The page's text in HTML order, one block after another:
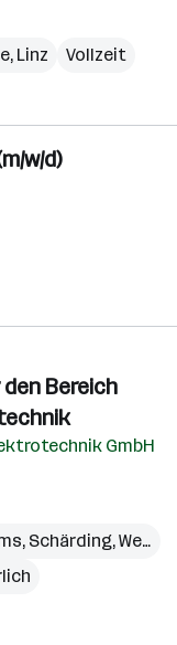
, Linz Vollzeit
w/d)
Bereich
GmbH
, Schärding,Wels